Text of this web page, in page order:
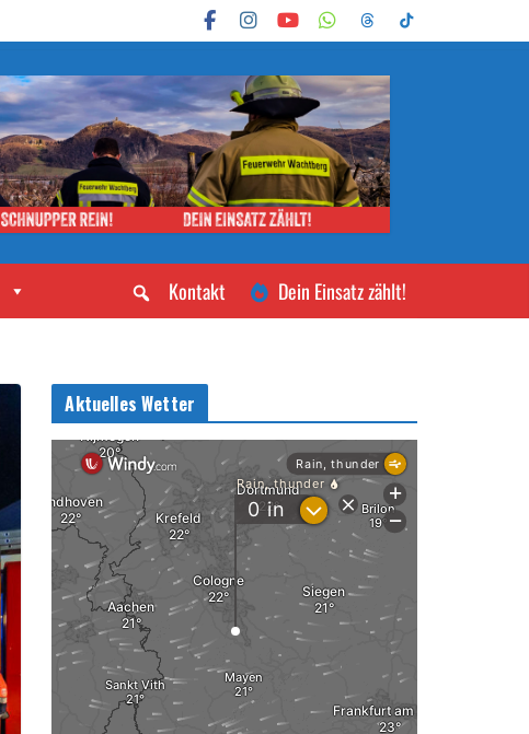
Dein Einsatz zählt!
Kontakt
Aktuelles Wetter